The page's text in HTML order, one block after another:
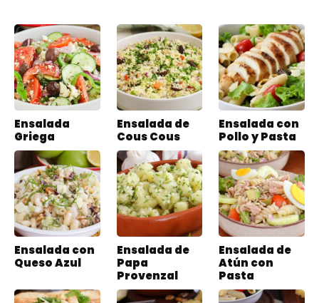
Ensalada
Griega
Ensalada de
Cous Cous
Ensalada con
Pollo y Pasta
Ensalada con
Queso Azul
Ensalada de
Papa
Provenzal
Ensalada de
Atún con
Pasta